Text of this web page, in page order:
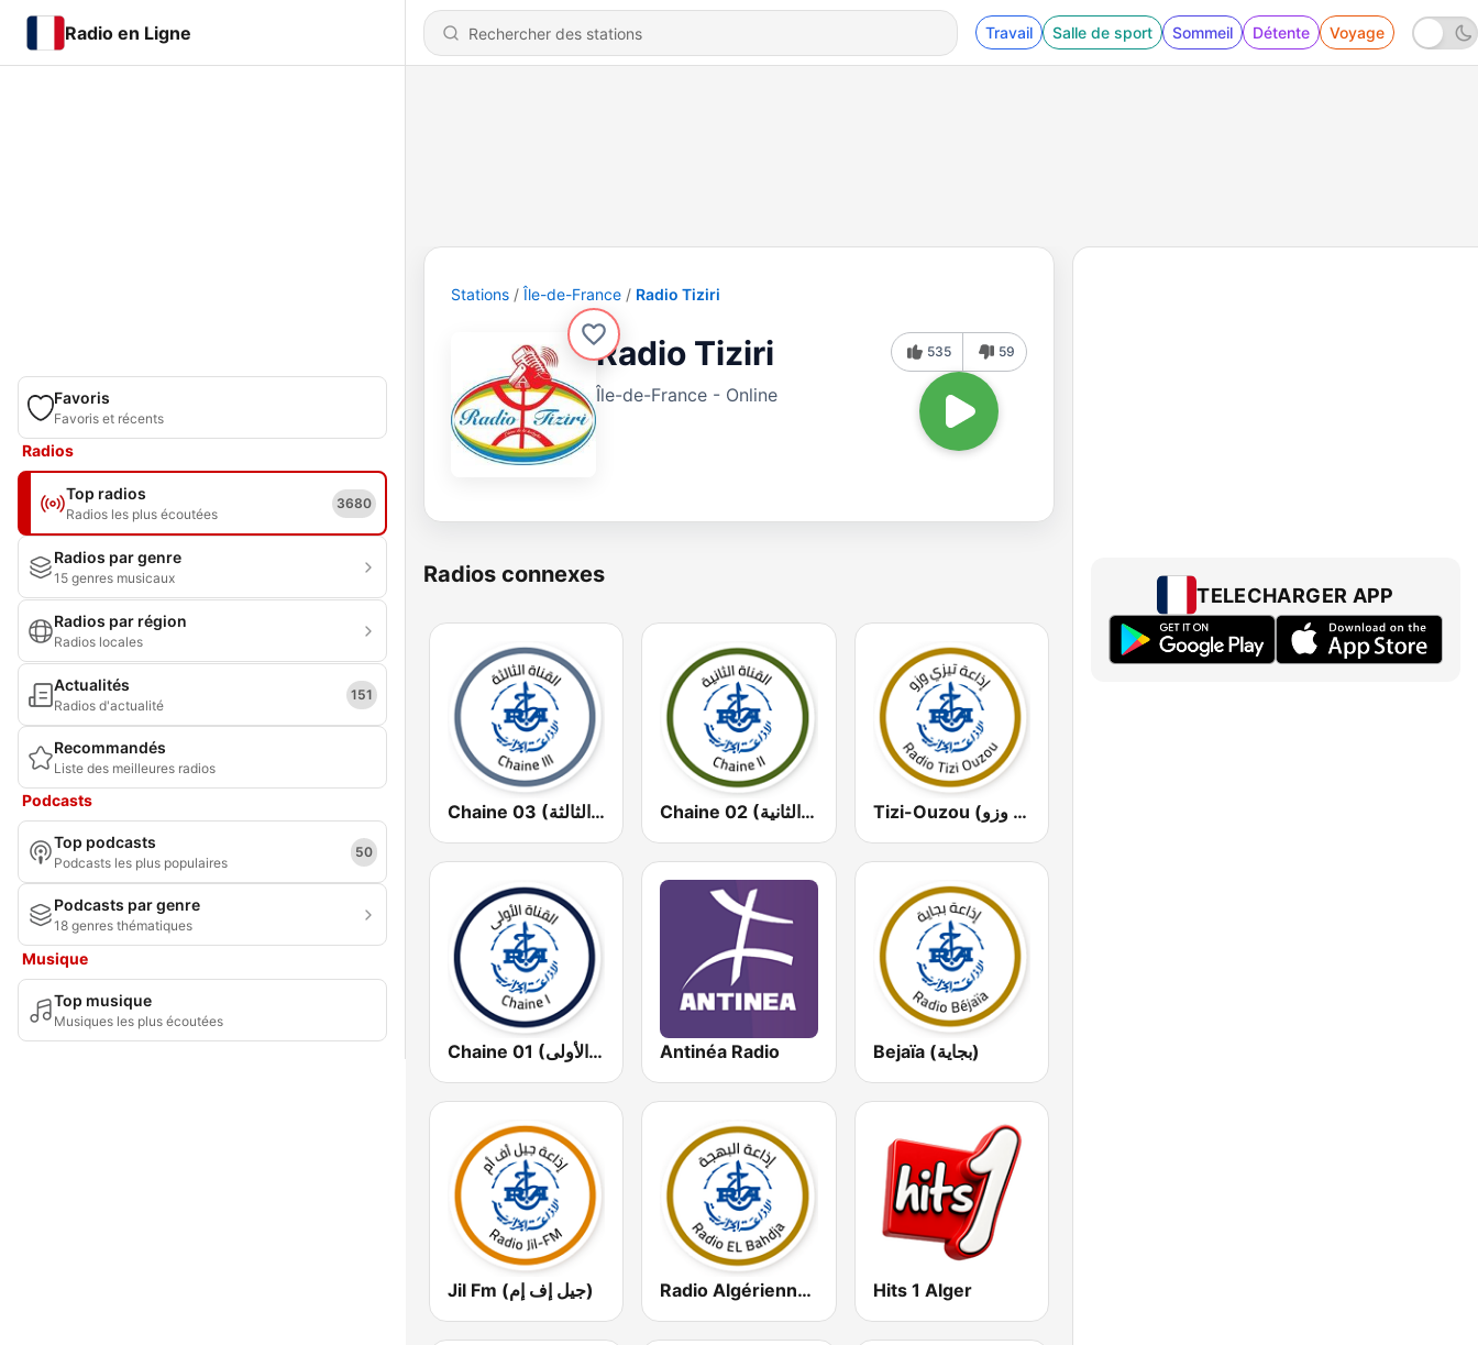
Radio en Ligne Travail Salle de sport Sommeil Détente Voyage
Favoris
Favoris et récents
Radios
Top radios
Radios les plus écoutées
3680
Radios par genre
15 genres musicaux
Radios par région
Radios locales
Actualités
Radios d'actualité
151
Recommandés
Liste des meilleures radios
Podcasts
Top podcasts
Podcasts les plus populaires
50
Podcasts par genre
18 genres thématiques
Musique
Top musique
Musiques les plus écoutées
Stations Île-de-France Radio Tiziri
Radio Tiziri
Île-de-France - Online
535 59
Radios connexes
Chaine 03 (القناة الثالثة) Chaine 02 (القناة الثانية) Tizi-Ouzou (تيزي وزو)
Chaine 01 (القناة الأولى) Antinéa Radio Bejaïa (بجاية)
Jil Fm (جيل إف إم) Radio Algérienne - El Bahdja (إذاعة البهجة) Hits 1 Alger
TELECHARGER APP